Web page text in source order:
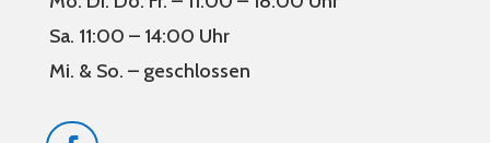
Sa. 11:00 – 14:00 Uhr
Mi. & So. – geschlossen